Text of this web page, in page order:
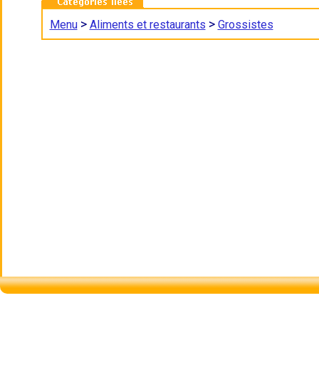
Menu> Aliments et restaurants > Grossistes